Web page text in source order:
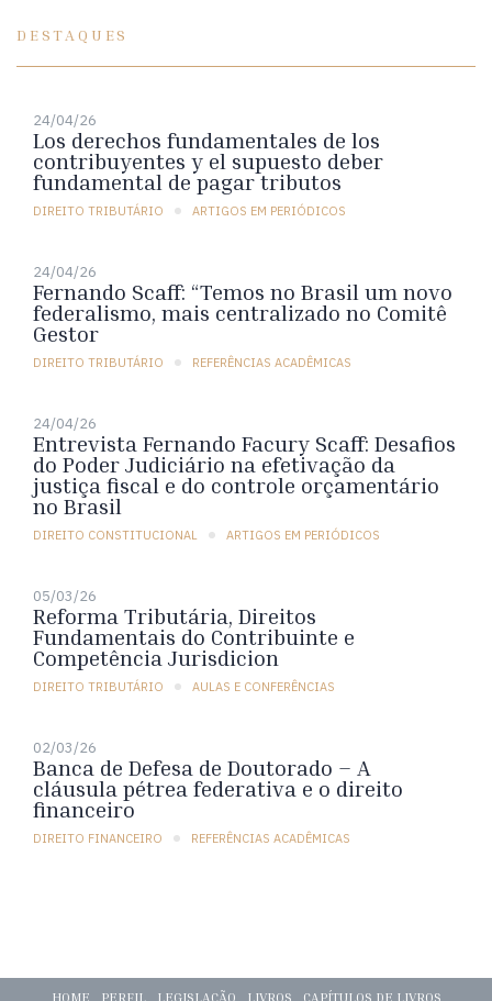
DESTAQUES
24/04/26
Los derechos fundamentales de los
contribuyentes y el supuesto deber
fundamental de pagar tributos
DIREITO TRIBUTÁRIO ARTIGOS EM PERIÓDICOS
24/04/26
Fernando Scaff: “Temos no Brasil um novo
federalismo, mais centralizado no Comitê
Gestor
DIREITO TRIBUTÁRIO REFERÊNCIAS ACADÊMICAS
24/04/26
Entrevista Fernando Facury Scaff: Desafios
do Poder Judiciário na efetivação da
justiça fiscal e do controle orçamentário
no Brasil
DIREITO CONSTITUCIONAL ARTIGOS EM PERIÓDICOS
05/03/26
Reforma Tributária, Direitos
Fundamentais do Contribuinte e
Competência Jurisdicion
DIREITO TRIBUTÁRIO AULAS E CONFERÊNCIAS
02/03/26
Banca de Defesa de Doutorado – A
cláusula pétrea federativa e o direito
financeiro
DIREITO FINANCEIRO REFERÊNCIAS ACADÊMICAS
HOME PERFIL LEGISLAÇÃO LIVROS CAPÍTULOS DE LIVROS